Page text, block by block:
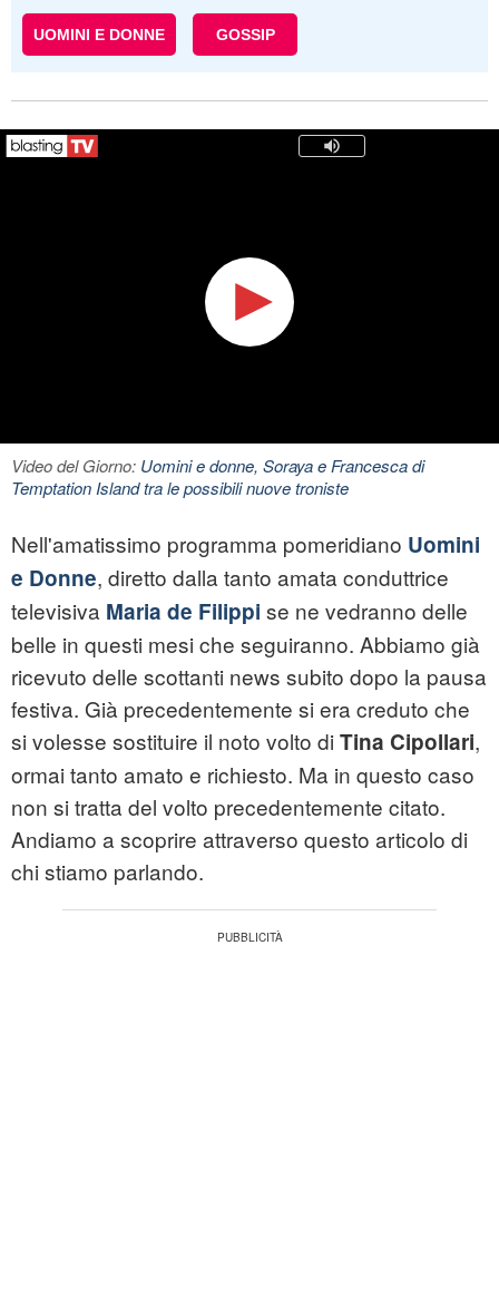
UOMINI E DONNE GOSSIP
Video del Giorno: Uomini e donne, Soraya e Francesca di
Temptation Island tra le possibili nuove troniste
Nell'amatissimo programma pomeridiano Uomini
e Donne, diretto dalla tanto amata conduttrice
televisiva Maria de Filippi se ne vedranno delle
belle in questi mesi che seguiranno. Abbiamo già
ricevuto delle scottanti news subito dopo la pausa
festiva. Già precedentemente si era creduto che
si volesse sostituire il noto volto di Tina Cipollari,
ormai tanto amato e richiesto. Ma in questo caso
non si tratta del volto precedentemente citato.
Andiamo a scoprire attraverso questo articolo di
chi stiamo parlando.